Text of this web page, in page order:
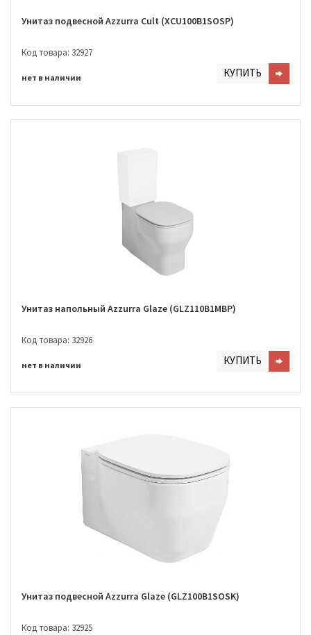
Унитаз подвесной Azzurra Cult (XCU100B1SOSP)
Код товара: 32927
нет в наличии КУПИТЬ
Унитаз напольный Azzurra Glaze (GLZ110B1MBP)
Код товара: 32926
нет в наличии КУПИТЬ
Унитаз подвесной Azzurra Glaze (GLZ100B1SOSK)
Код товара: 32925